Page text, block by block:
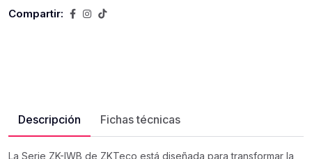
Compartir:
Descripción Fichas técnicas
La Serie ZK-IWB de ZKTeco está diseñada para transformar la